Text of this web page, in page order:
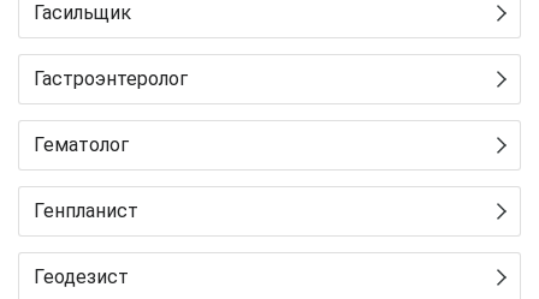
Гасильщик
Гастроэнтеролог
Гематолог
Генпланист
Геодезист